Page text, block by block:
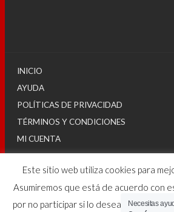
INICIO
AYUDA
POLÍTICAS DE PRIVACIDAD
TÉRMINOS Y CONDICIONES
MI CUENTA
© 2025
Este sitio web utiliza cookies para
Asumiremos que está de acuerdo con
por no participar si lo desea.
Necesitas